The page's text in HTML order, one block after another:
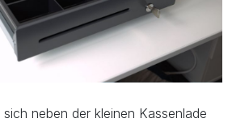
neben der kleinen Kassenlade